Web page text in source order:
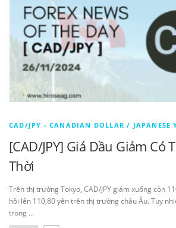
CAD/JPY - CANADIAN DOLLAR / JAPANESE
[CAD/JPY] Giá Dầu Giảm Có
Thời
Trên thị trường Tokyo, CAD/JPY giảm xuống còn
hồi lên 110,80 yên trên thị trường châu Âu. Tuy
trong …